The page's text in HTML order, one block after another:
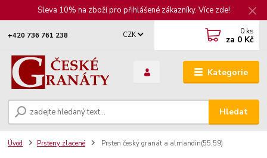
Sleva 10% na zboží pro přihlášené zákazníky. Více zde!
Kategorie
CZK
Hledat
+420 736 761 238 0 ks
za 0 Kč
Úvod Prsteny zlacené Prsten český granát a almandin(55,59)